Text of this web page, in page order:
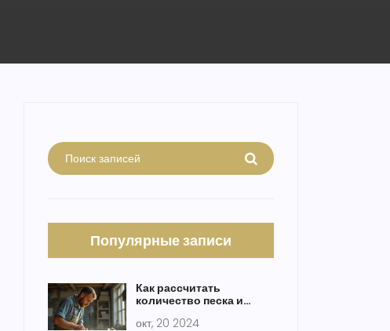
Популярные записи
Как рассчитать
количество песка и
окт, 20 2024